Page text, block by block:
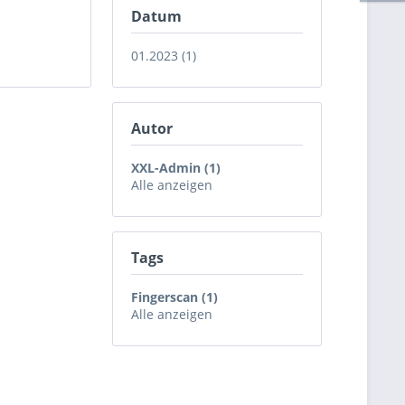
Datum
01.2023 (1)
Autor
XXL-Admin (1)
Alle anzeigen
Tags
Fingerscan (1)
Alle anzeigen